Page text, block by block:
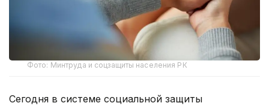
Фото: Минтруда и соцзащиты населения РК
Сегодня в системе социальной защиты